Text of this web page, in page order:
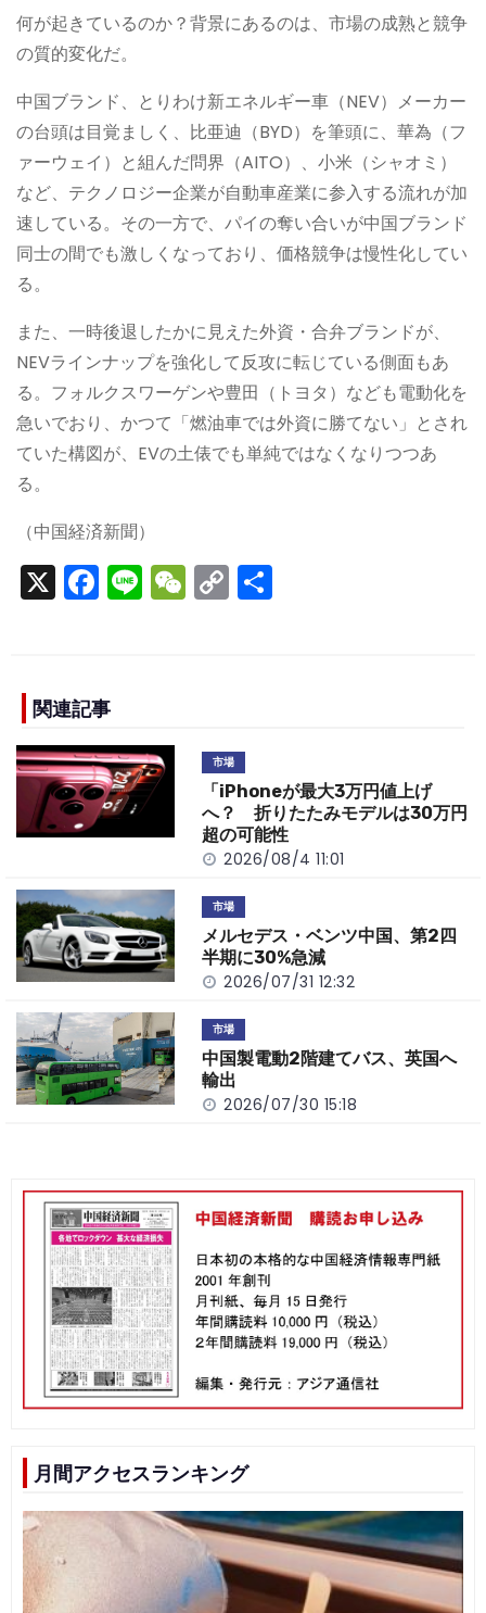
何が起きているのか？背景にあるのは、市場の成熟と競争
の質的変化だ。
中国ブランド、とりわけ新エネルギー車（NEV）メーカー
の台頭は目覚ましく、比亜迪（BYD）を筆頭に、華為（フ
ァーウェイ）と組んだ問界（AITO）、小米（シャオミ）
など、テクノロジー企業が自動車産業に参入する流れが加
速している。その一方で、パイの奪い合いが中国ブランド
同士の間でも激しくなっており、価格競争は慢性化してい
る。
また、一時後退したかに見えた外資・合弁ブランドが、
NEVラインナップを強化して反攻に転じている側面もあ
る。フォルクスワーゲンや豊田（トヨタ）なども電動化を
急いでおり、かつて「燃油車では外資に勝てない」とされ
ていた構図が、EVの土俵でも単純ではなくなりつつあ
る。
（中国経済新聞）
X F
a
e
b
o
o
k
Li
n
W
e
C
o
n
k
関連記事
市場
「iPhoneが最大3万円値上げ
へ？ 折りたたみモデルは30万円
超の可能性
2026/08/4 11:01
市場
メルセデス・ベンツ中国、第2四
半期に30%急減
2026/07/31 12:32
市場
中国製電動2階建てバス、英国へ
輸出
2026/07/30 15:18
月間アクセスランキング